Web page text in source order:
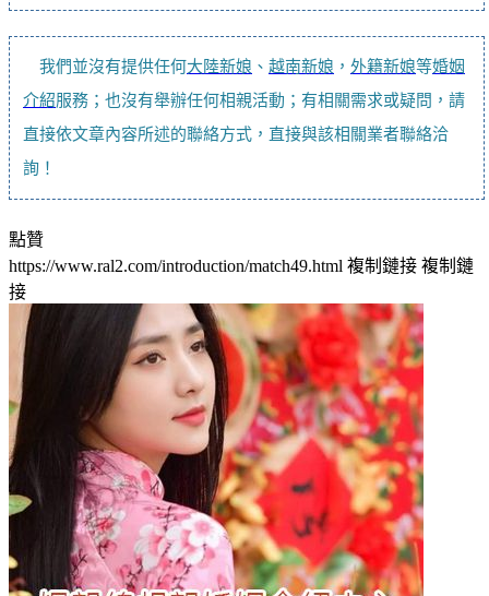
我們並沒有提供任何大陸新娘 、 越南新娘 ， 外籍新娘等婚姻
介紹服務；也沒有舉辦任何相親活動；有相關需求或疑問，請
直接依文章內容所述的聯絡方式，直接與該相關業者聯絡洽
詢！
點贊
https://www.ral2.com/introduction/match49.html 複制鏈接 複制鏈
接